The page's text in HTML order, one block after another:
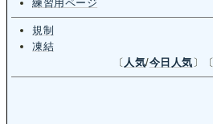
練習用ページ
規制
凍結
〔 人気/今日人気 〕〔